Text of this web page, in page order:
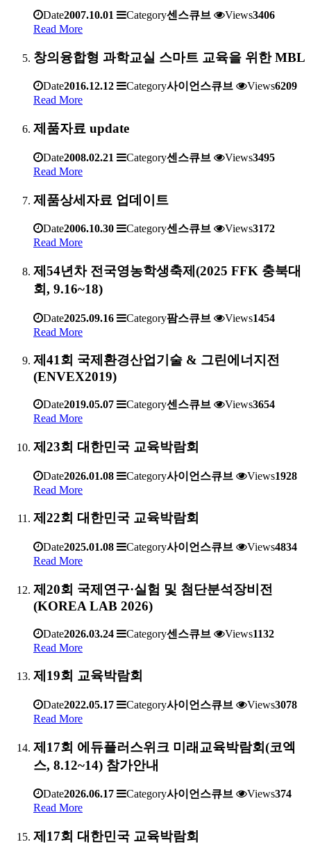
Date2007.10.01 Category센스큐브 Views3406
Read More
창의융합형 과학교실 스마트 교육을 위한 MBL
Date2016.12.12 Category사이언스큐브 Views6209
Read More
제품자료 update
Date2008.02.21 Category센스큐브 Views3495
Read More
제품상세자료 업데이트
Date2006.10.30 Category센스큐브 Views3172
Read More
제54년차 전국영농학생축제(2025 FFK 충북대
회, 9.16~18)
Date2025.09.16 Category팜스큐브 Views1454
Read More
제41회 국제환경산업기술 & 그린에너지전
(ENVEX2019)
Date2019.05.07 Category센스큐브 Views3654
Read More
제23회 대한민국 교육박람회
Date2026.01.08 Category사이언스큐브 Views1928
Read More
제22회 대한민국 교육박람회
Date2025.01.08 Category사이언스큐브 Views4834
Read More
제20회 국제연구·실험 및 첨단분석장비전
(KOREA LAB 2026)
Date2026.03.24 Category센스큐브 Views1132
Read More
제19회 교육박람회
Date2022.05.17 Category사이언스큐브 Views3078
Read More
제17회 에듀플러스위크 미래교육박람회(코엑
스, 8.12~14) 참가안내
Date2026.06.17 Category사이언스큐브 Views374
Read More
제17회 대한민국 교육박람회